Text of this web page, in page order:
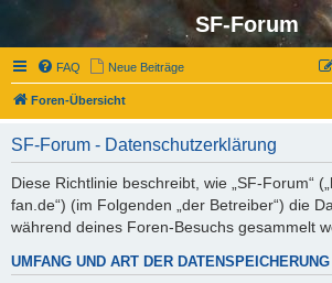
SF-Forum
FAQ Neue Beiträge
Foren-Übersicht
SF-Forum - Datenschutzerklärung
Diese Richtlinie beschreibt, wie „SF-Forum“
fan.de“) (im Folgenden „der Betreiber“) die
während deines Foren-Besuchs gesammelt
UMFANG UND ART DER DATENSPEICHERUNG